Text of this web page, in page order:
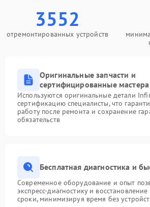
3552
отремонтированных устройств
Оригинальные запчасти и
сертифицированные мастера
Используются оригинальные детали
сертификацию специалисты, что
работу после ремонта и сохранение
обязательств
Бесплатная диагностика и
Современное оборудование и опыт
экспресс-диагностику и
сроки, минимизируя время без